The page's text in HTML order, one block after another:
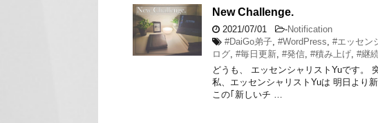
New Challenge.
2021/07/01 -Notification
#DaiGo弟子, #WordPress, #エッセン
ログ, #毎日更新, #発信, #積み上げ, #継
どうも、 エッセンシャリストYuです。
私、エッセンシャリストYuは 明日より
この｢新しいチ …